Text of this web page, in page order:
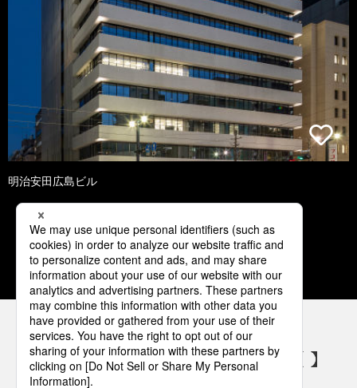
明治安田広島ビル
1 2 3 4 5
パナソニックの電気設備 SNSアカウント